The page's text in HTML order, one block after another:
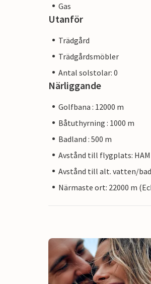
Gas
Utanför
Trädgård
Trädgårdsmöbler
Antal solstolar: 0
Närliggande
Golfbana : 12000 m
Båtuthyrning : 1000 m
Badland : 500 m
Avstånd till flygplats: HAM
Avstånd till alt. vatten/
Närmaste ort: 22000 m